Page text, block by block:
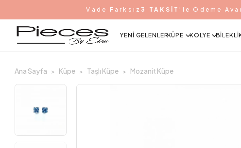
Vade Farksız 3 TAKSİT 'le Ödeme
YENI GELENLERKÜPE KOLYE
Ana Sayfa Küpe Taşlı Küpe Mozanit Küpe